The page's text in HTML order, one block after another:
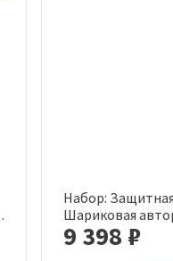
Набор: Защитная
Шариковая
Cerruti 1881
9 398 ₽